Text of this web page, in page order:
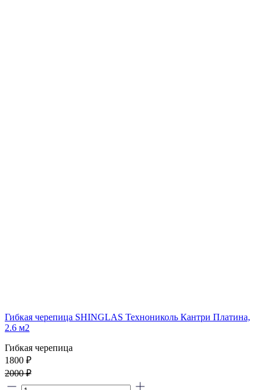
Гибкая черепица SHINGLAS Технониколь Кантри Платина,
2.6 м2
Гибкая черепица
1800 ₽
2000 ₽